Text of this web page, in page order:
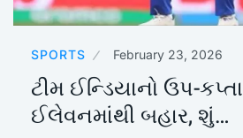
SPORTS February 23, 2026
ટીમ ઈન્ડિયાનો ઉપ-
ઈલેવનમાંથી બહાર, શું…